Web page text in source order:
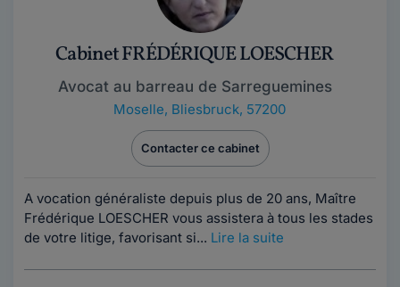
Cabinet FRÉDÉRIQUE LOESCHER
Avocat au barreau de Sarreguemines
Moselle, Bliesbruck, 57200
Contacter ce cabinet
A vocation généraliste depuis plus de 20 ans, Maître
Frédérique LOESCHER vous assistera à tous les stades
de votre litige, favorisant si... Lire la suite